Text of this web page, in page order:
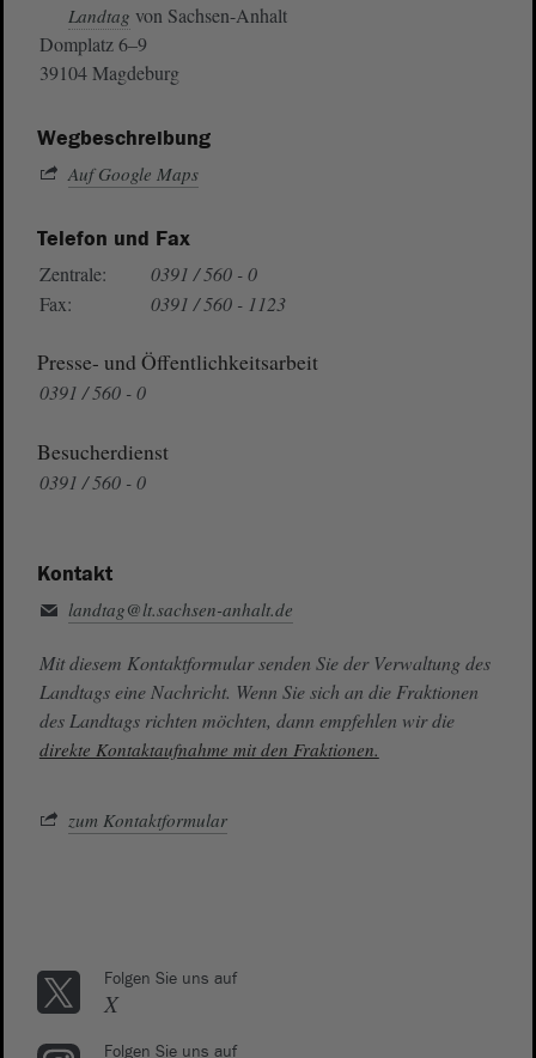
Landtag von Sachsen-Anhalt
Domplatz 6–9
39104 Magdeburg
Wegbeschreibung
Auf Google Maps
Telefon und Fax
Zentrale:
0391 / 560 - 0
Fax:
0391 / 560 - 1123
Presse- und Öffentlichkeitsarbeit
0391 / 560 - 0
Besucherdienst
0391 / 560 - 0
Kontakt
landtag@lt.sachsen-anhalt.de
Mit diesem Kontaktformular senden Sie der Verwaltung des
Landtags eine Nachricht. Wenn Sie sich an die Fraktionen
des Landtags richten möchten, dann empfehlen wir die
direkte Kontaktaufnahme mit den Fraktionen.
zum Kontaktformular
Folgen Sie uns auf
X
Folgen Sie uns auf